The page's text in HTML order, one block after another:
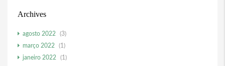
Archives
agosto 2022
(3)
março 2022
(1)
janeiro 2022
(1)